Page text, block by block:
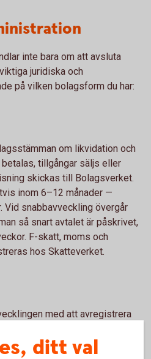
inte bara om att avsluta
juridiska och
på vilken bolagsform du har:
om likvidation och
tillgångar säljs eller
skickas till Bolagsverket.
inom 6–12 månader —
Vid snabbavveckling övergår
så snart avtalet är påskrivet,
F-skatt, moms och
hos Skatteverket.
med att avregistrera
betalas, en slutlig
ditt val